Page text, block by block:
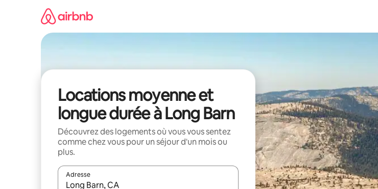
Locations moyenne et
longue durée à Long Barn
Découvrez des logements où vous vous sentez
comme chez vous pour un séjour d'un mois ou
plus.
Adresse
Lorsque les résultats s'affichent, utilisez les flèches vers le haut et vers le bas pour les